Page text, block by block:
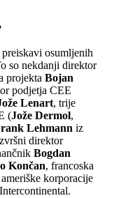
osumljenih
so nekdanji direktor
projekta Bojan
podjetja CEE
Lenart, trije
(Jože Dermol,
Lehmann iz
direktor
Bogdan
Končan, francoska
korporacije